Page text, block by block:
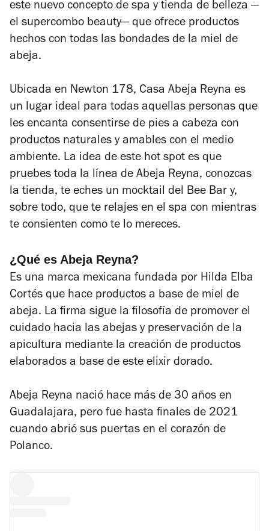
este nuevo concepto de spa y tienda de belleza —
el supercombo beauty—que ofrece productos
hechos con todas las bondades de la miel de
abeja.
Ubicada en Newton 178, Casa Abeja Reyna es
un lugar ideal para todas aquellas personas que
les encanta consentirse de pies a cabeza con
productos naturales y amables con el medio
ambiente. La idea de este hot spot es que
pruebes toda la línea de Abeja Reyna, conozcas
la tienda, te eches un mocktail del Bee Bar y,
sobre todo, que te relajes en el spa con mientras
te consienten como te lo mereces.
¿Qué es Abeja Reyna?
Es una marca mexicana fundada por Hilda Elba
Cortés que hace productos a base de miel de
abeja. La firma sigue la filosofía de promover el
cuidado hacia las abejas y preservación de la
apicultura mediante la creación de productos
elaborados a base de este elixir dorado.
Abeja Reyna nació hace más de 30 años en
Guadalajara, pero fue hasta finales de 2021
cuando abrió sus puertas en el corazón de
Polanco.